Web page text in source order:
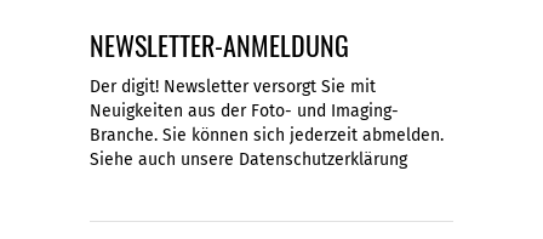
NEWSLETTER-ANMELDUNG
Der digit! Newsletter versorgt Sie mit
Neuigkeiten aus der Foto- und Imaging-
Branche. Sie können sich jederzeit abmelden.
Siehe auch unsere Datenschutzerklärung